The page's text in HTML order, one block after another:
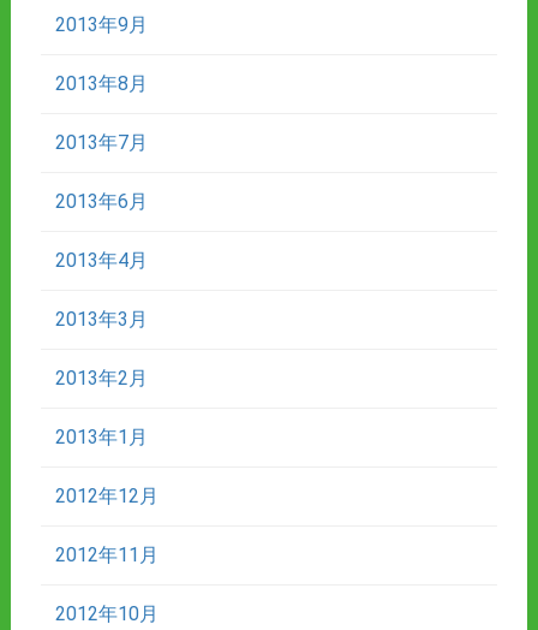
2013年9月
2013年8月
2013年7月
2013年6月
2013年4月
2013年3月
2013年2月
2013年1月
2012年12月
2012年11月
2012年10月